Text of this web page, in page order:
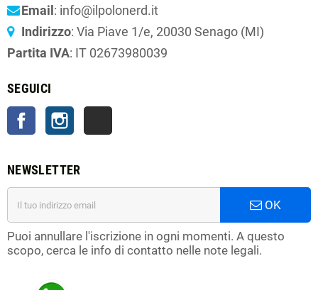
Email : info@ilpolonerd.it
Indirizzo: Via Piave 1/e, 20030 Senago (MI)
Partita IVA: IT 02673980039
SEGUICI
FacebookInstagram
NEWSLETTER
OK
Puoi annullare l'iscrizione in ogni momenti. A questo
scopo, cerca le info di contatto nelle note legali.